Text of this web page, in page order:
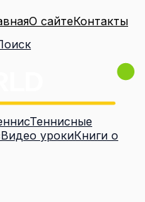
О сайтеКонтакты
Теннисные
Видео урокиКниги о